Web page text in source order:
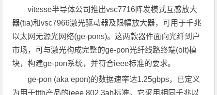
vitesse半导体公司推出vsc7716阵发模式互感放大
器(tia)和vsc7966激光驱动器及限幅放大器，可用于千兆
以太网无源光网络(ge-pons)。这两款器件面向光纤到户
市场，可与激光构成完整的ge-pon光纤线路终端(olt)模
块，构建ge-pon系统，并符合ieee标准的要求。
ge-pon (aka epon)的数据速率达1.25gbps，已定义
为用于ftth产品的ieee 802.3ah标准。它采用相同千兆以